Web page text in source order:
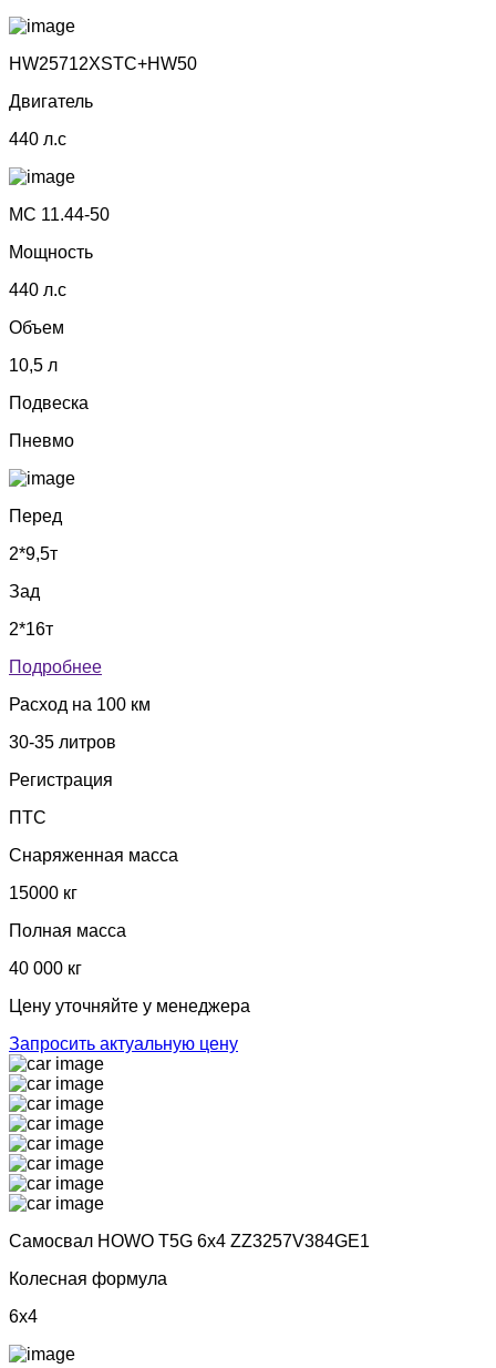
НW25712ХSТС+НW50
Двигатель
440 л.с
МС 11.44-50
Мощность
440 л.с
Объем
10,5 л
Подвеска
Пневмо
Перед
2*9,5т
Зад
2*16т
Подробнее
Расход на 100 км
30-35 литров
Регистрация
ПТС
Снаряженная масса
15000 кг
Полная масса
40 000 кг
Цену уточняйте у менеджера
Запросить актуальную цену
Самосвал HOWO T5G 6x4 ZZ3257V384GE1
Колесная формула
6x4